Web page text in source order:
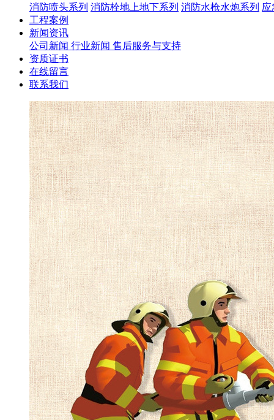
消防喷头系列 消防栓地上地下系列 消防水枪水炮系列 应
工程案例
新闻资讯
公司新闻 行业新闻 售后服务与支持
资质证书
在线留言
联系我们